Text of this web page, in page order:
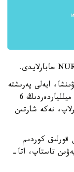
ايەلى پەرىشتە
بەينەسىنە ەنگەن ناعىز وتىرىكشى ەكەن. ول ميللياردەردىڭ 6
نەكە شارتىن
قورلىق كوردىم
تاستاپ، اتا-